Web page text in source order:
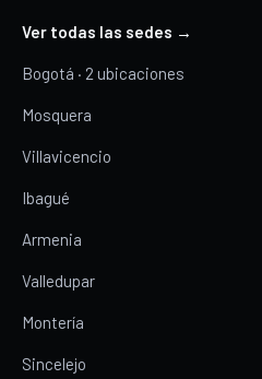
Ver todas las sedes →
Bogotá · 2 ubicaciones
Mosquera
Villavicencio
Ibagué
Armenia
Valledupar
Montería
Sincelejo